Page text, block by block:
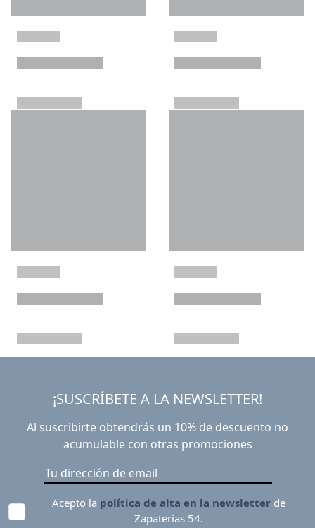
¡SUSCRÍBETE A LA NEWSLETTER!
Al suscribirte obtendrás un 10% de descuento no
acumulable con otras promociones
Acepto la política de alta en la newsletter de
Zapaterías 54.